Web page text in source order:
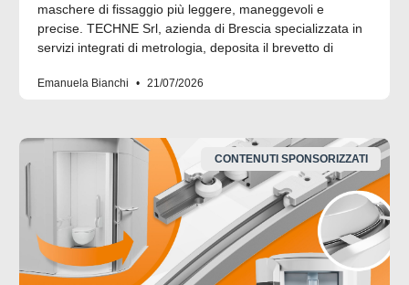
maschere di fissaggio più leggere, maneggevoli e
precise. TECHNE Srl, azienda di Brescia specializzata in
servizi integrati di metrologia, deposita il brevetto di
Emanuela Bianchi 21/07/2026
CONTENUTI SPONSORIZZATI